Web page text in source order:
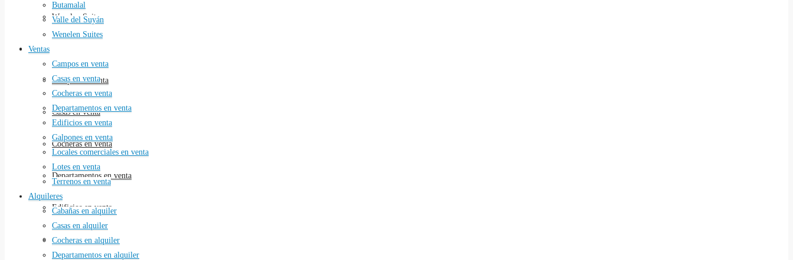
Wenelen Suites
Ventas
Campos en venta
Casas en venta
Cocheras en venta
Departamentos en venta
Edificios en venta
Galpones en venta
Butamalal
Valle del Suyán
Wenelen Suites
Ventas
Campos en venta
Casas en venta
Cocheras en venta
Departamentos en venta
Edificios en venta
Galpones en venta
Locales comerciales en venta
Lotes en venta
Terrenos en venta
Alquileres
Cabañas en alquiler
Casas en alquiler
Cocheras en alquiler
Departamentos en alquiler